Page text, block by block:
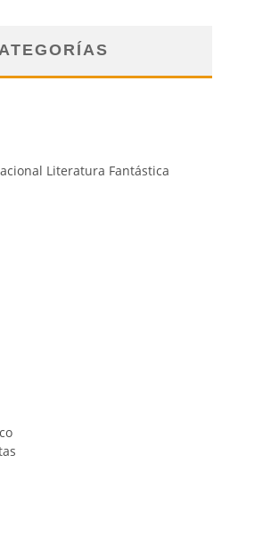
Literatura Fantástica